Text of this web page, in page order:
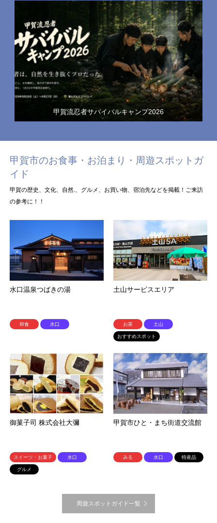
甲賀流忍者サバイバルキャンプ2026
甲賀市のお食事・お泊まり・周遊スポットガ
イド
甲賀の歴史、文化、自然.、グルメ、お買い物、宿泊先などを掲載！ご来訪
の参考に！！
水口温泉つばきの湯
和食 水口
土山サービスエリア
お茶 土山
おすすめスポット
御菓子司 株式会社大彌
スイーツ・お菓子 水口
グルメ
甲賀市ひと・まち街道交流館
みる 水口 特産品
周遊スポットガイド一覧